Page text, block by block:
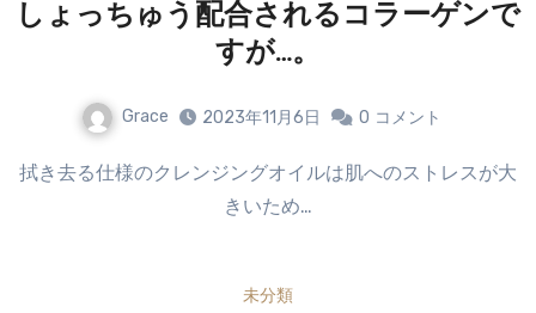
しょっちゅう配合されるコラーゲンで
すが…。
Grace 2023年11月6日 0 コメント
拭き去る仕様のクレンジングオイルは肌へのストレスが大
きいため…
未分類